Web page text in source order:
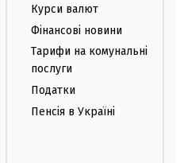
Курси валют
Фінансові новини
Тарифи на комунальні
послуги
Податки
Пенсія в Україні